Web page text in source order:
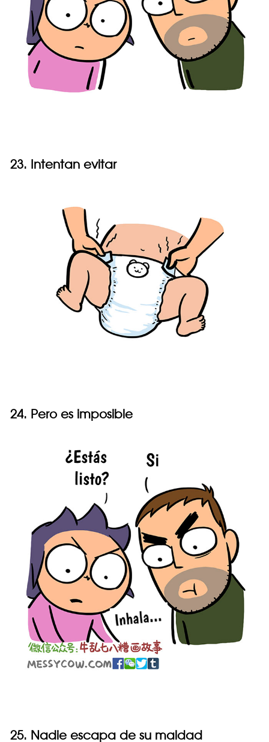
23. Intentan evitar
24. Pero es imposible
25. Nadie escapa de su maldad